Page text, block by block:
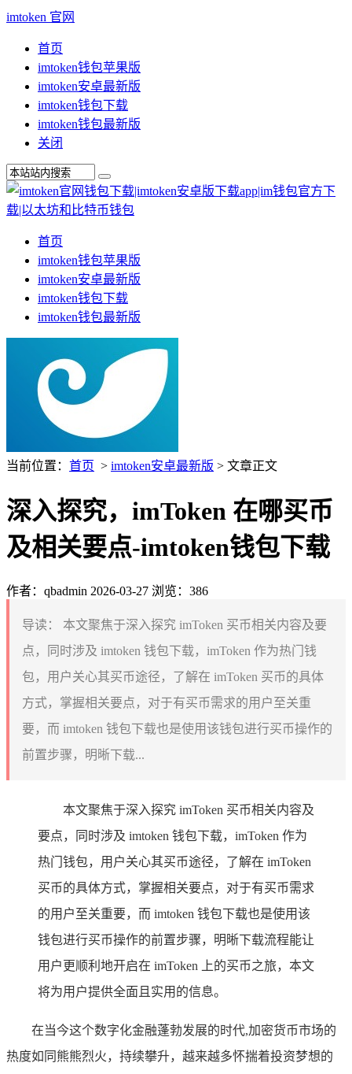
imtoken 官网
首页
imtoken钱包苹果版
imtoken安卓最新版
imtoken钱包下载
imtoken钱包最新版
关闭
首页
imtoken钱包苹果版
imtoken安卓最新版
imtoken钱包下载
imtoken钱包最新版
当前位置： 首页 > imtoken安卓最新版 > 文章正文
深入探究，imToken 在哪买币
及相关要点-imtoken钱包下载
作者：qbadmin 2026-03-27 浏览：386
导读：
本文聚焦于深入探究 imToken 买币相关内容及要
点，同时涉及 imtoken 钱包下载，imToken 作为热门钱
包，用户关心其买币途径，了解在 imToken 买币的具体
方式，掌握相关要点，对于有买币需求的用户至关重
要，而 imtoken 钱包下载也是使用该钱包进行买币操作的
前置步骤，明晰下载...
本文聚焦于深入探究 imToken 买币相关内容及
要点，同时涉及 imtoken 钱包下载，imToken 作为
热门钱包，用户关心其买币途径，了解在 imToken
买币的具体方式，掌握相关要点，对于有买币需求
的用户至关重要，而 imtoken 钱包下载也是使用该
钱包进行买币操作的前置步骤，明晰下载流程能让
用户更顺利地开启在 imToken 上的买币之旅，本文
将为用户提供全面且实用的信息。
在当今这个数字化金融蓬勃发展的时代,加密货币市场的
热度如同熊熊烈火，持续攀升，越来越多怀揣着投资梦想的